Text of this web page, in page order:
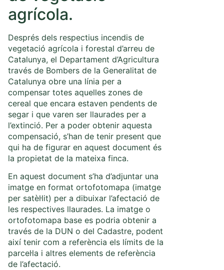
agrícola.
Després dels respectius incendis de
vegetació agrícola i forestal d’arreu de
Catalunya, el Departament d’Agricultura
través de Bombers de la Generalitat de
Catalunya obre una línia per a
compensar totes aquelles zones de
cereal que encara estaven pendents de
segar i que varen ser llaurades per a
l’extinció. Per a poder obtenir aquesta
compensació, s’han de tenir present que
qui ha de figurar en aquest document és
la propietat de la mateixa finca.
En aquest document s’ha d’adjuntar una
imatge en format ortofotomapa (imatge
per satèl·lit) per a dibuixar l’afectació de
les respectives llaurades. La imatge o
ortofotomapa base es podria obtenir a
través de la DUN o del Cadastre, podent
així tenir com a referència els límits de la
parcel·la i altres elements de referència
de l’afectació.